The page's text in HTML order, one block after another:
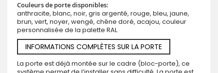
Couleurs de porte disponibles:
anthracite, blanc, noir, gris argenté, rouge, bleu, jaune,
brun, vert, noyer, wengé, chêne doré, acajou, couleur
personnalisée de la palette RAL
INFORMATIONS COMPLÈTES SUR LA PORTE
La porte est déjà montée sur le cadre (bloc-porte), ce